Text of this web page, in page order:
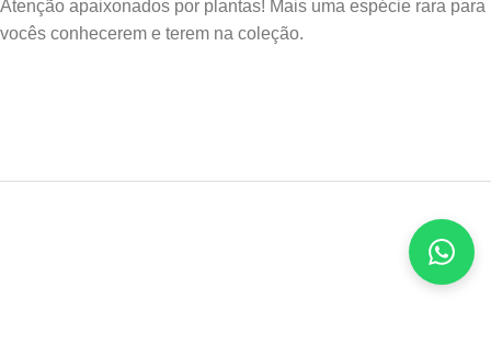
Atenção apaixonados por plantas! Mais uma espécie rara para
vocês conhecerem e terem na coleção.